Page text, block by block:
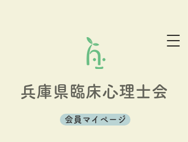
兵庫県臨床心理士会
会員マイページ